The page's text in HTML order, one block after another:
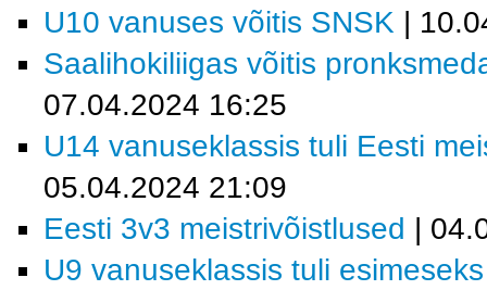
U10 vanuses võitis SNSK |
Saalihokiliigas võitis
07.04.2024 16:25
U14 vanuseklassis tuli Eesti
05.04.2024 21:09
Eesti 3v3 meistrivõistlused |
U9 vanuseklassis tuli